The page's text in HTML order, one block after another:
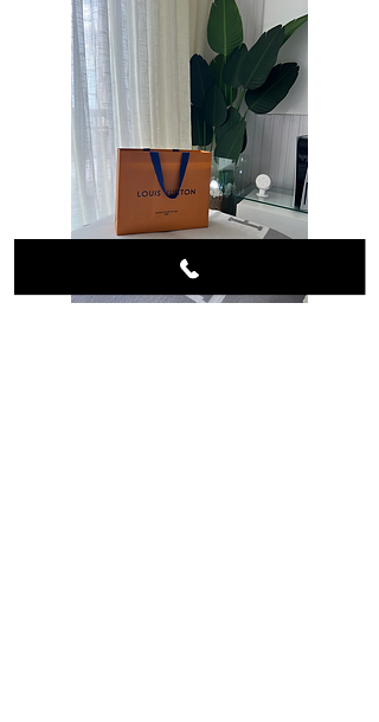
Evitar produtos abrasivos.
Guardar os acessórios secos e
protegidos.